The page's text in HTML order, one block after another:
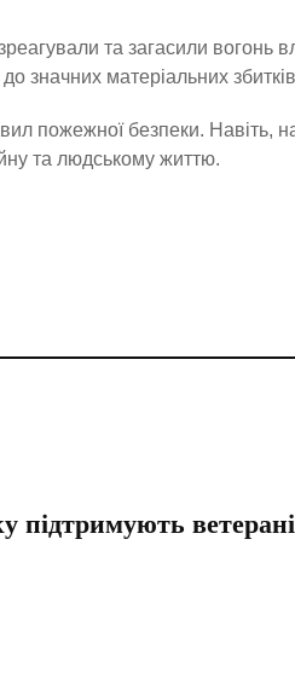
та загасили вогонь
значних матеріальних
пожежної безпеки. Навіть,
та людському життю.
підтримують